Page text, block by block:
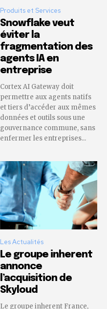
Produits et Services
Snowflake veut
éviter la
fragmentation des
agents IA en
entreprise
Cortex AI Gateway doit
permettre aux agents natifs
et tiers d’accéder aux mêmes
données et outils sous une
gouvernance commune, sans
enfermer les entreprises...
Les Actualités
Le groupe inherent
annonce
l’acquisition de
Skyloud
Le groupe inherent France,